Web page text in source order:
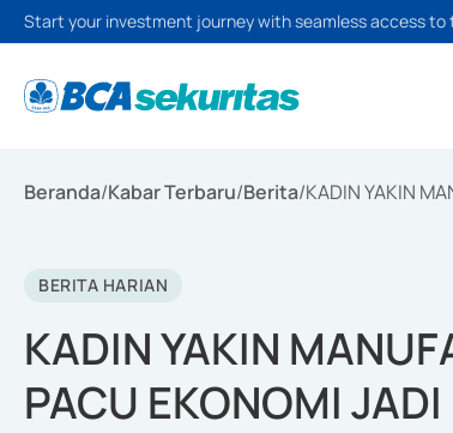
Start your investment journey with seamless access
Beranda/Kabar Terbaru/Berita/KADIN YAKIN
BERITA HARIAN
KADIN YAKIN
PACU EKONOMI JADI